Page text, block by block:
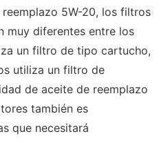
5W-20, los filtros
muy diferentes entre los
un filtro de tipo cartucho,
utiliza un filtro de
de aceite de reemplazo
también es
que necesitará